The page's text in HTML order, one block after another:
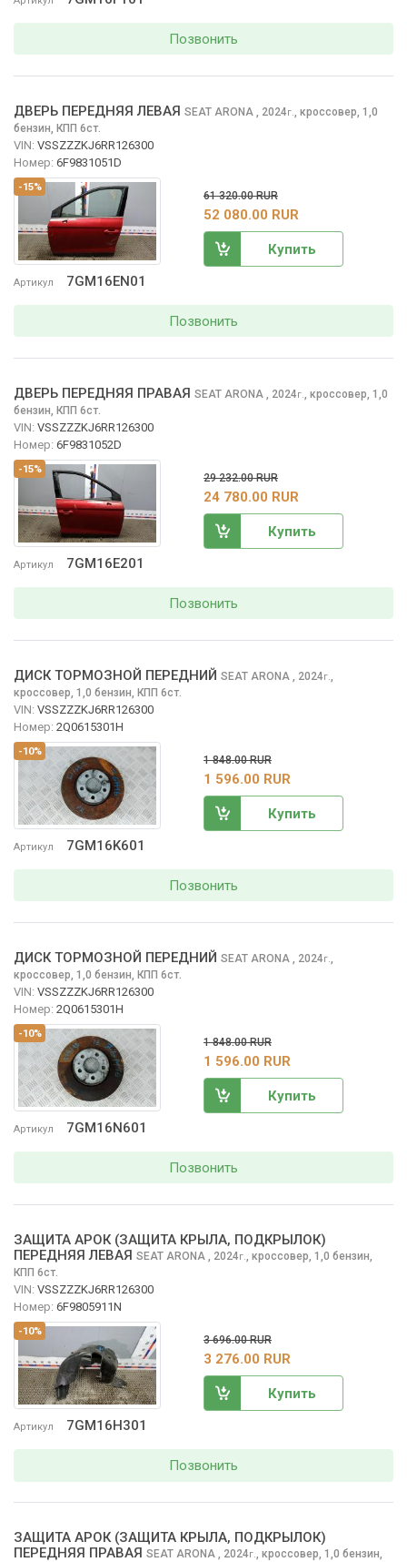
Позвонить
-15%
Артикул 7GM16EN01
ДВЕРЬ ПЕРЕДНЯЯ ЛЕВАЯ SEAT ARONA , 2024г. кроссовер, 1,0
бензин, КПП 6ст.
VIN: VSSZZZKJ6RR126300
Номер: 6F9831051D
61 320.00 RUR
52 080.00 RUR
Купить
Позвонить
-15%
Артикул 7GM16E201
ДВЕРЬ ПЕРЕДНЯЯ ПРАВАЯ SEAT ARONA , 2024г. кроссовер, 1,0
бензин, КПП 6ст.
VIN: VSSZZZKJ6RR126300
Номер: 6F9831052D
29 232.00 RUR
24 780.00 RUR
Купить
Позвонить
-10%
Артикул 7GM16K601
ДИСК ТОРМОЗНОЙ ПЕРЕДНИЙ SEAT ARONA , 2024г.,
кроссовер, 1,0 бензин, КПП 6ст.
VIN: VSSZZZKJ6RR126300
Номер: 2Q0615301H
1 848.00 RUR
1 596.00 RUR
Купить
Позвонить
-10%
Артикул 7GM16N601
ДИСК ТОРМОЗНОЙ ПЕРЕДНИЙ SEAT ARONA , 2024г.,
кроссовер, 1,0 бензин, КПП 6ст.
VIN: VSSZZZKJ6RR126300
Номер: 2Q0615301H
1 848.00 RUR
1 596.00 RUR
Купить
Позвонить
-10%
Артикул 7GM16H301
ЗАЩИТА АРОК (ЗАЩИТА КРЫЛА, ПОДКРЫЛОК)
ПЕРЕДНЯЯ ЛЕВАЯ SEAT ARONA , 2024г., кроссовер, 1,0 бензин,
КПП 6ст.
VIN: VSSZZZKJ6RR126300
Номер: 6F9805911N
3 696.00 RUR
3 276.00 RUR
Купить
Позвонить
ЗАЩИТА АРОК (ЗАЩИТА КРЫЛА, ПОДКРЫЛОК)
ПЕРЕДНЯЯ ПРАВАЯ SEAT ARONA , 2024г., кроссовер, 1,0 бензин,